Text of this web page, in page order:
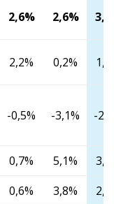
2,6% 2,6%
2,2% 0,2%
-0,5% -3,1% -
0,7% 5,1%
0,6% 3,8%